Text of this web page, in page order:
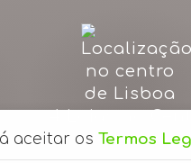
de Lisboa
aceitar os Termos